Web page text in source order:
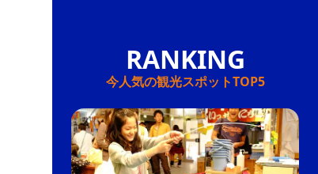
今人気の観光スポットTOP5